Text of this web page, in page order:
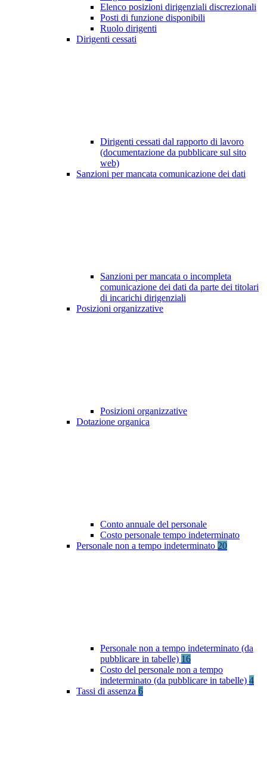
Elenco posizioni dirigenziali discrezionali
Posti di funzione disponibili
Ruolo dirigenti
Dirigenti cessati
Dirigenti cessati dal rapporto di lavoro
(documentazione da pubblicare sul sito
web)
Sanzioni per mancata comunicazione dei dati
Sanzioni per mancata o incompleta
comunicazione dei dati da parte dei titolari
di incarichi dirigenziali
Posizioni organizzative
Posizioni organizzative
Dotazione organica
Conto annuale del personale
Costo personale tempo indeterminato
Personale non a tempo indeterminato 20
Personale non a tempo indeterminato (da
pubblicare in tabelle) 16
Costo del personale non a tempo
indeterminato (da pubblicare in tabelle) 4
Tassi di assenza 6